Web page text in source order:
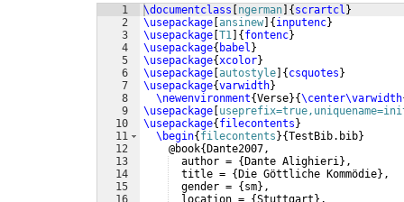
1
2
3
4
5
6
7
8
9
10
11
12
13
14
15
\documentclass ngerman { scrartcl }
\usepackage ansinew { inputenc}
\usepackage T1 { fontenc}
\usepackage{ babel }
\usepackage{xcolor}
\usepackage autostyle { csquotes }
\usepackage{varwidth}
\newenvironment{Verse}{\center\varwidth
\usepackage
\usepackage{ filecontents }
\begin{ filecontents }{TestBib.bib}
    @book
{ Dante2007,
  author =
{ Dante Alighieri} ,
  title =
{ Die Göttliche Kommödie} ,
  gender =
{ sm} ,